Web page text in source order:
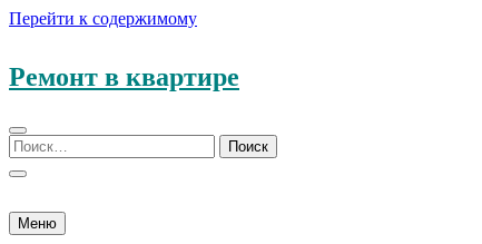
Перейти к содержимому
Ремонт в квартире
Меню